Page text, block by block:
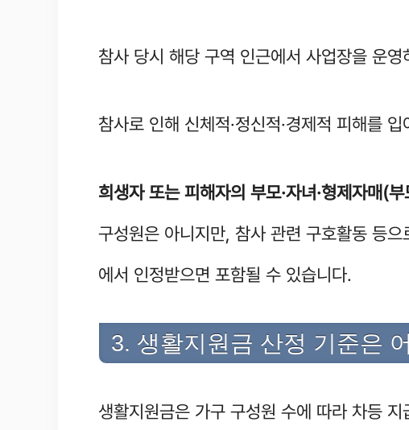
참사 당시 해당 구역 인근에서 사업장을 운
참사로 인해 신체적·정신적·경제적 피해를
희생자 또는 피해자의 부모·자녀·형제자매(
구성원은 아니지만, 참사 관련 구호활동 등
에서 인정받으면 포함될 수 있습니다.
3. 생활지원금 산정 기준은
생활지원금은 가구 구성원 수에 따라 차등